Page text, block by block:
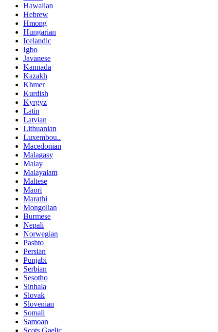
Hawaiian
Hebrew
Hmong
Hungarian
Icelandic
Igbo
Javanese
Kannada
Kazakh
Khmer
Kurdish
Kyrgyz
Latin
Latvian
Lithuanian
Luxembou..
Macedonian
Malagasy
Malay
Malayalam
Maltese
Maori
Marathi
Mongolian
Burmese
Nepali
Norwegian
Pashto
Persian
Punjabi
Serbian
Sesotho
Sinhala
Slovak
Slovenian
Somali
Samoan
Scots Gaelic